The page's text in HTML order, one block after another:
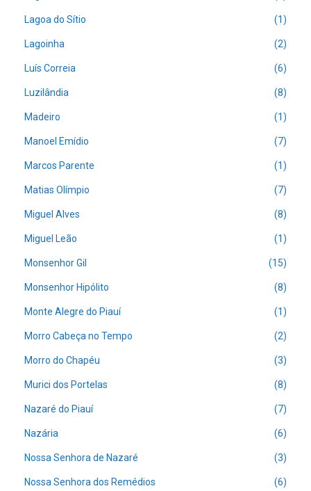
Lagoa do Sítio (1)
Lagoinha (2)
Luís Correia (6)
Luzilândia (8)
Madeiro (1)
Manoel Emídio (7)
Marcos Parente (1)
Matias Olímpio (7)
Miguel Alves (8)
Miguel Leão (1)
Monsenhor Gil (15)
Monsenhor Hipólito (8)
Monte Alegre do Piauí (1)
Morro Cabeça no Tempo (2)
Morro do Chapéu (3)
Murici dos Portelas (8)
Nazaré do Piauí (7)
Nazária (6)
Nossa Senhora de Nazaré (3)
Nossa Senhora dos Remédios (6)